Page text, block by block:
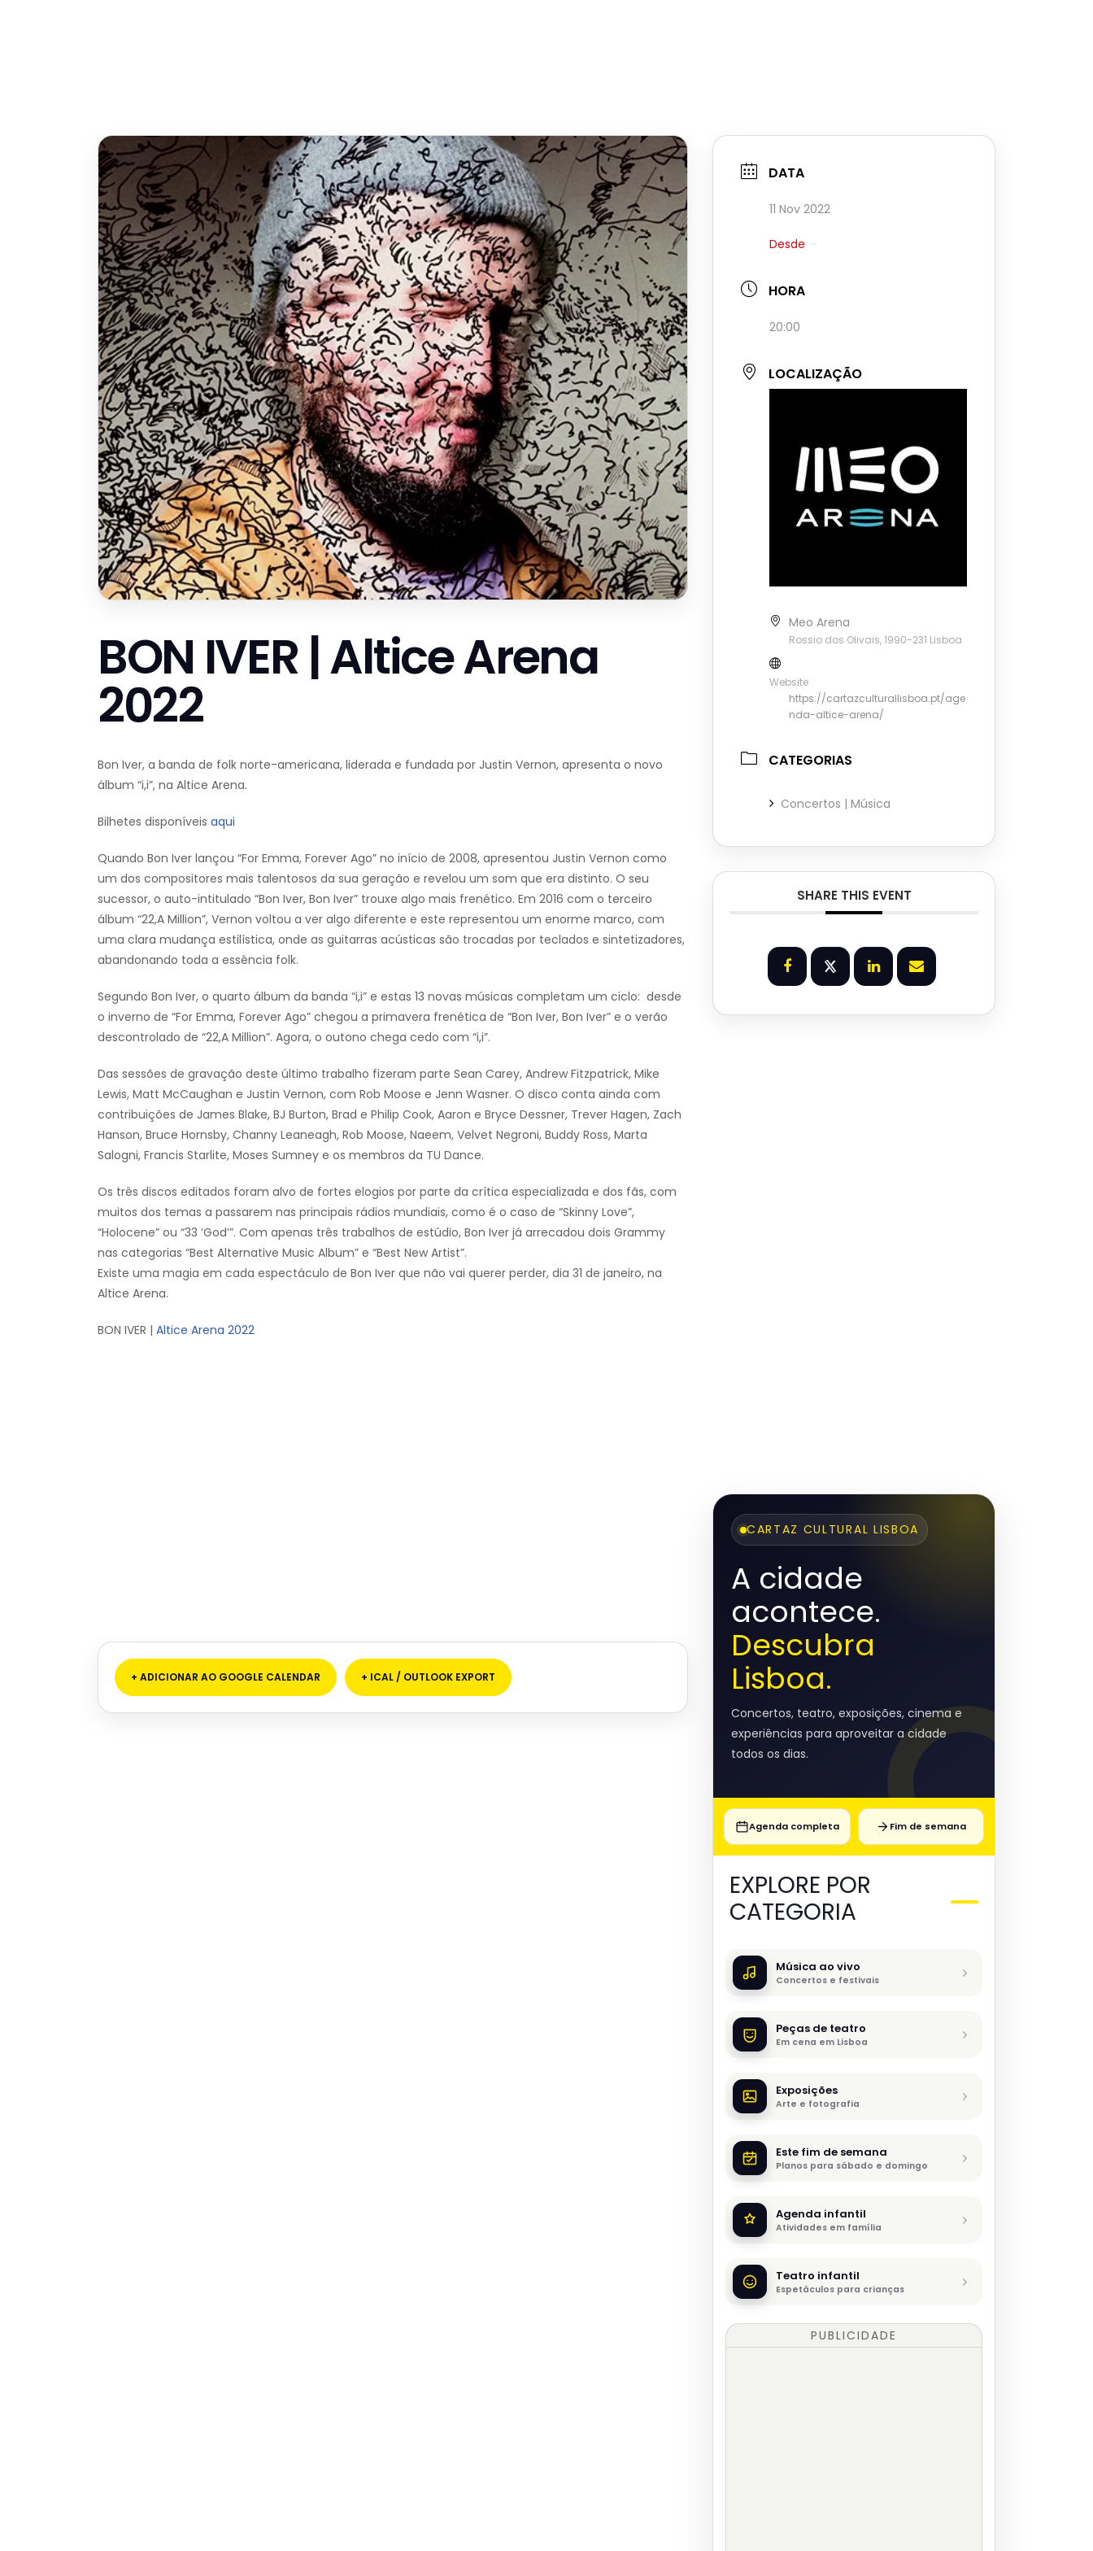
BON IVER | Altice Arena
2022
Bon Iver, a banda de folk norte-americana, liderada e fundada por Justin Vernon, apresenta o novo
álbum “i,i”, na Altice Arena.
Bilhetes disponíveis aqui
Quando Bon Iver lançou “For Emma, Forever Ago” no início de 2008, apresentou Justin Vernon como
um dos compositores mais talentosos da sua geração e revelou um som que era distinto. O seu
sucessor, o auto-intitulado “Bon Iver, Bon Iver” trouxe algo mais frenético. Em 2016 com o terceiro
álbum “22,A Million”, Vernon voltou a ver algo diferente e este representou um enorme marco, com
uma clara mudança estilística, onde as guitarras acústicas são trocadas por teclados e sintetizadores,
abandonando toda a essência folk.
Segundo Bon Iver, o quarto álbum da banda “i,i” e estas 13 novas músicas completam um ciclo: desde
o inverno de “For Emma, Forever Ago” chegou a primavera frenética de “Bon Iver, Bon Iver” e o verão
descontrolado de “22,A Million”. Agora, o outono chega cedo com “i,i”.
Das sessões de gravação deste último trabalho fizeram parte Sean Carey, Andrew Fitzpatrick, Mike
Lewis, Matt McCaughan e Justin Vernon, com Rob Moose e Jenn Wasner. O disco conta ainda com
contribuições de James Blake, BJ Burton, Brad e Philip Cook, Aaron e Bryce Dessner, Trever Hagen, Zach
Hanson, Bruce Hornsby, Channy Leaneagh, Rob Moose, Naeem, Velvet Negroni, Buddy Ross, Marta
Salogni, Francis Starlite, Moses Sumney e os membros da TU Dance.
Os três discos editados foram alvo de fortes elogios por parte da crítica especializada e dos fãs, com
muitos dos temas a passarem nas principais rádios mundiais, como é o caso de “Skinny Love”,
“Holocene” ou “33 ‘God’”. Com apenas três trabalhos de estúdio, Bon Iver já arrecadou dois Grammy
nas categorias “Best Alternative Music Album” e “Best New Artist”.
Existe uma magia em cada espectáculo de Bon Iver que não vai querer perder, dia 31 de janeiro, na
Altice Arena.
BON IVER | Altice Arena 2022
+ ADICIONAR AO GOOGLE CALENDAR + ICAL / OUTLOOK EXPORT
DATA
11 Nov 2022
Desde
HORA
20:00
LOCALIZAÇÃO
Meo Arena
Rossio dos Olivais, 1990-231 Lisboa
Website
https://cartazculturallisboa.pt/age
nda-altice-arena/
CATEGORIAS
Concertos | Música
SHARE THIS EVENT
CARTAZ CULTURAL LISBOA
A cidade
acontece.
Descubra
Lisboa.
Concertos, teatro, exposições, cinema e
experiências para aproveitar a cidade
todos os dias.
Agenda completa Fim de semana
EXPLORE POR
CATEGORIA
Música ao vivo
Concertos e festivais
Peças de teatro
Em cena em Lisboa
Exposições
Arte e fotografia
Este fim de semana
Planos para sábado e domingo
Agenda infantil
Atividades em família
Teatro infantil
Espetáculos para crianças
PUBLICIDADE